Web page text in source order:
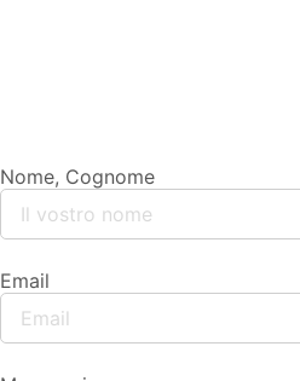
Nome, Cognome
Email